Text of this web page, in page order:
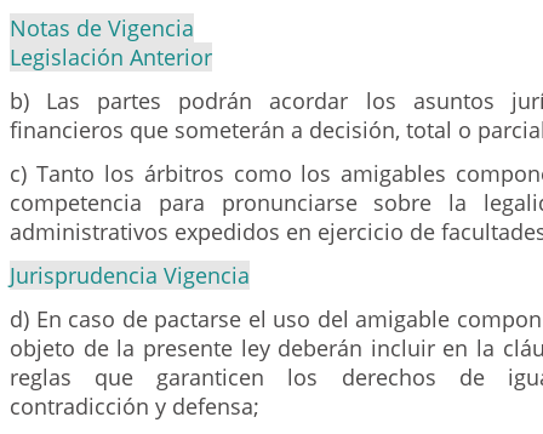
Notas de Vigencia
Legislación Anterior
b) Las partes podrán acordar los asuntos
financieros que someterán a decisión, total o
c) Tanto los árbitros como los amigables
competencia para pronunciarse sobre la
administrativos expedidos en ejercicio de
Jurisprudencia Vigencia
d) En caso de pactarse el uso del amigable
objeto de la presente ley deberán incluir en la
reglas que garanticen los derechos de
contradicción y defensa;